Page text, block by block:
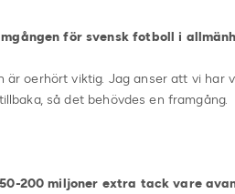
för svensk fotboll i
är oerhört viktig. Jag anser att vi har
så det behövdes en framgång.
200 miljoner extra tack vare